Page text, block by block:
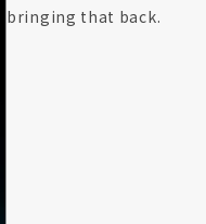
bringing that back.